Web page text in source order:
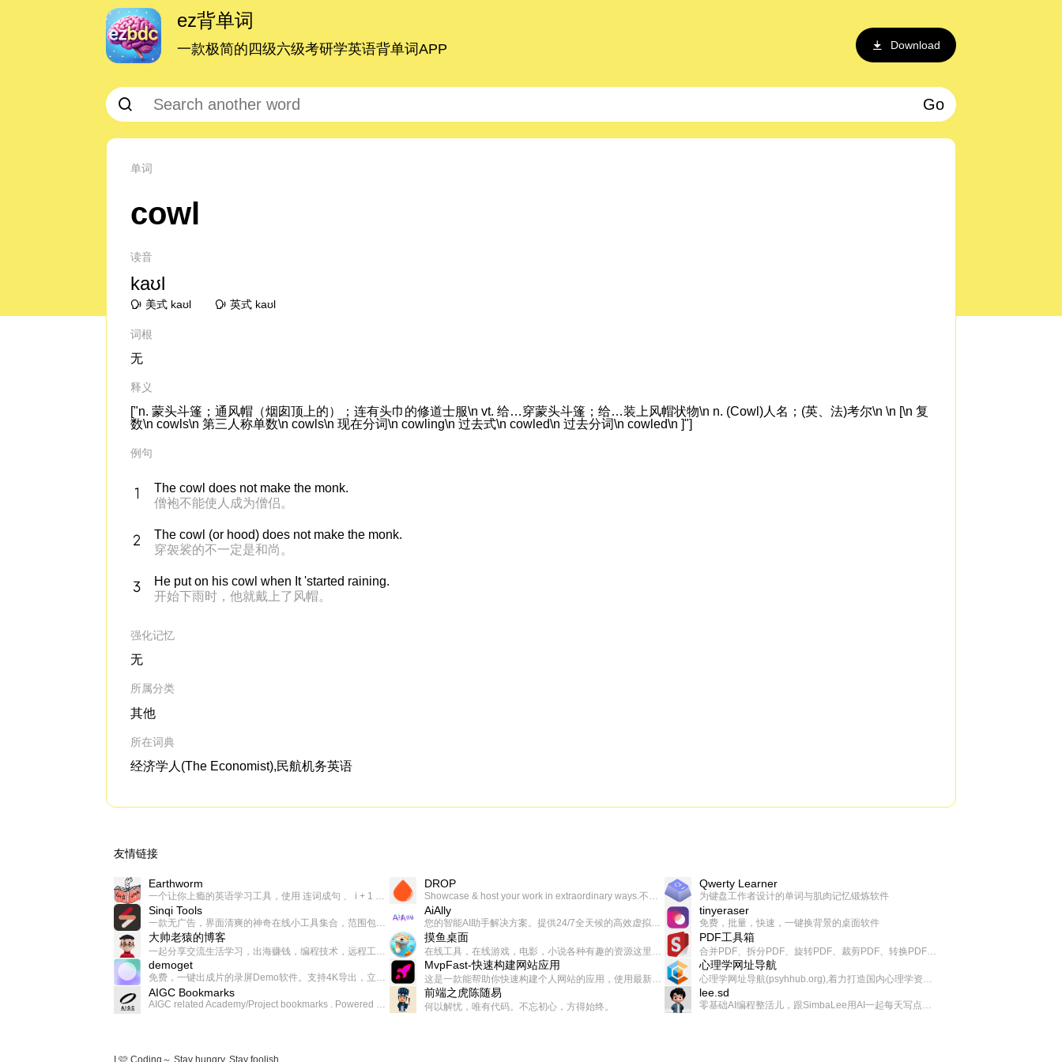
ez背单词
一款极简的四级六级考研学英语背单词APP Download
Go
单词
cowl
读音
kaʊl
美式 kaʊl 英式 kaʊl
词根
无
释义
["n. 蒙头斗篷；通风帽（烟囱顶上的）；连有头巾的修道士服\n vt. 给…穿蒙头斗篷；给…装上风帽状物\n n. (Cowl)人名；(英、法)考尔\n \n [\n 复
数\n cowls\n 第三人称单数\n cowls\n 现在分词\n cowling\n 过去式\n cowled\n 过去分词\n cowled\n ]"]
例句
The cowl does not make the monk.
僧袍不能使人成为僧侣。
The cowl (or hood) does not make the monk.
穿袈裟的不一定是和尚。
He put on his cowl when It 'started raining.
开始下雨时，他就戴上了风帽。
强化记忆
无
所属分类
其他
所在词典
经济学人(The Economist),民航机务英语
友情链接
Earthworm
一个让你上瘾的英语学习工具，使用 连词成句 、 i + 1 、 以终为始等学习理论来帮助你习得英语，通过不断的重复形成肌肉记忆，最重要的是 游戏化 的形式让学习英语从此不再痛苦
DROP
Showcase & host your work in extraordinary ways.不限速文件分享，托管，建站平台
Qwerty Learner
为键盘工作者设计的单词与肌肉记忆锻炼软件
Sinqi Tools
一款无广告，界面清爽的神奇在线小工具集合，范围包括但不限于：开发，设计，日常生活等
AiAlly
您的智能AI助手解决方案。提供24/7全天候的高效虚拟员工服务，助力个人和组织提升生产力、激发创新潜能。
tinyeraser
免费，批量，快速，一键换背景的桌面软件
大帅老猿的博客
一起分享交流生活学习，出海赚钱，编程技术，远程工作，优秀产品等相关话题。希望大家都能有所收获。
摸鱼桌面
在线工具，在线游戏，电影，小说各种有趣的资源这里都有
PDF工具箱
合并PDF、拆分PDF、旋转PDF、裁剪PDF、转换PDF、加密PDF、解密PDF、PDF加水印等多种PDF处理功能
demoget
免费，一键出成片的录屏Demo软件。支持4K导出，立即下载使用。
MvpFast-快速构建网站应用
这是一款能帮助你快速构建个人网站的应用，使用最新的前端技术栈，集成登录、鉴权、手机、邮箱、数据库、博客、文章、支付等等网站所需要的功能，你只需要花几个小时开发你的核心功能就可以上线，一次购买，永久拥有
心理学网址导航
心理学网址导航(psyhhub.org),着力打造国内心理学资源平台，是一个心理学网址资源大全，提供心理学学习,心理学考研,英语自学,计算机自学等众多学习内容。
AIGC Bookmarks
AIGC related Academy/Project bookmarks . Powered by Notion AI (Claude, ChatGPT).
前端之虎陈随易
何以解忧，唯有代码。不忘初心，方得始终。
lee.sd
零基础AI编程整活儿，跟SimbaLee用AI一起每天写点儿好玩儿的！iSay中每天还会有鲜吐槽、财经快讯、抽奖福利。喜欢就在页面“点赞”，不喜欢可以“点呸”喔！
I 🩷 Coding～ Stay hungry, Stay foolish.